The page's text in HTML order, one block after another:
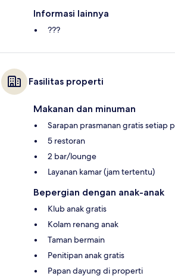
Informasi lainnya
???
Fasilitas properti
Makanan dan minuman
Sarapan prasmanan gratis setiap
5 restoran
2 bar/lounge
Layanan kamar (jam tertentu)
Bepergian dengan anak-anak
Klub anak gratis
Kolam renang anak
Taman bermain
Penitipan anak gratis
Papan dayung di properti